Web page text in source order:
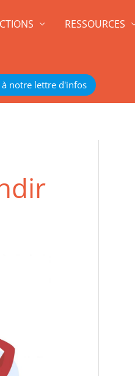
RESSOURCES
notre lettre d'infos